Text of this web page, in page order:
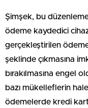
Şimşek, bu
ödeme kaydedici
gerçekleştirilen
şeklinde çıkmasına
bırakılmasına engel
bazı mükelleflerin
ödemelerde kredi